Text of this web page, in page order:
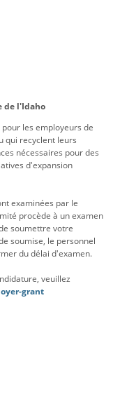
de l'Idaho
les employeurs de
qui recyclent leurs
nécessaires pour des
d'expansion
examinées par le
procède à un examen
soumettre votre
soumise, le personnel
du délai d'examen.
veuillez
grant